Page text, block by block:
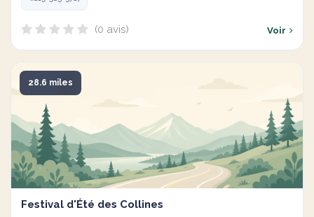
(0 avis) Voir
28.6 miles
Festival d'Été des Collines